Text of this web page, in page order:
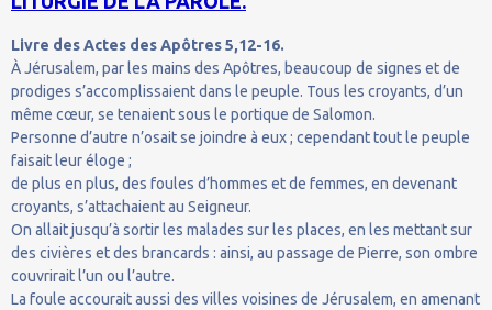
Livre des Actes des Apôtres 5,12-16.
À Jérusalem, par les mains des Apôtres, beaucoup de signes et de
prodiges s’accomplissaient dans le peuple. Tous les croyants, d’un
même cœur, se tenaient sous le portique de Salomon.
Personne d’autre n’osait se joindre à eux ; cependant tout le peuple
faisait leur éloge ;
de plus en plus, des foules d’hommes et de femmes, en devenant
croyants, s’attachaient au Seigneur.
On allait jusqu’à sortir les malades sur les places, en les mettant sur
des civières et des brancards : ainsi, au passage de Pierre, son ombre
couvrirait l’un ou l’autre.
La foule accourait aussi des villes voisines de Jérusalem, en amenant